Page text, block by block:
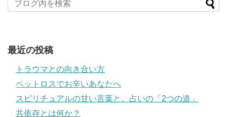
最近の投稿
トラウマとの向き合い方
ペットロスでお辛いあなたへ
スピリチュアルの甘い言葉と、占いの「2つの道」
共依存とは何か？